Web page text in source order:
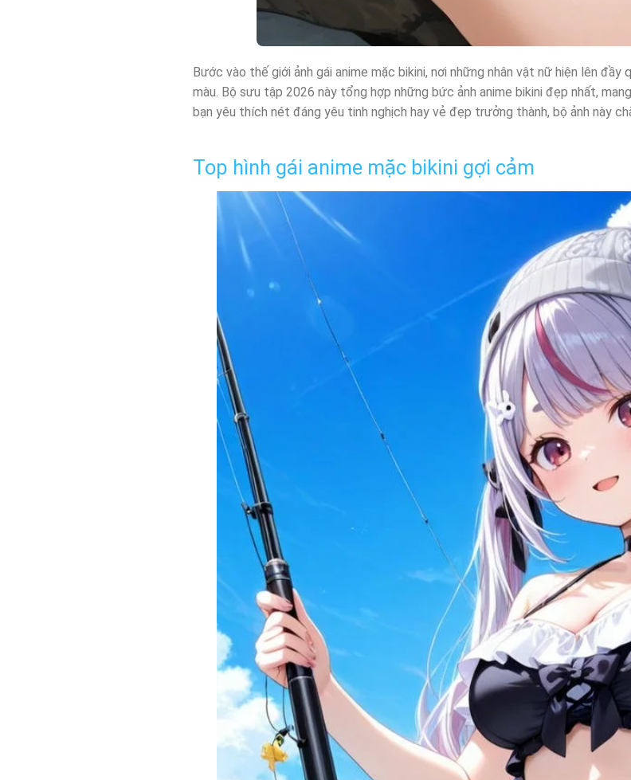
Bước vào thế giới ảnh gái anime mặc bikini, nơi những nhân vật nữ hiện lên
màu. Bộ sưu tập 2026 này tổng hợp những bức ảnh anime bikini đẹp nhất,
bạn yêu thích nét đáng yêu tinh nghịch hay vẻ đẹp trưởng thành, bộ ảnh này
Top hình gái anime mặc bikini gợi cảm